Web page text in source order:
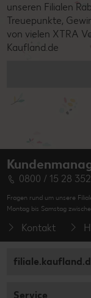
unseren Filialen
Treuepunkte,
von vielen XTRA
Kaufland.de
0800 / 15 28 352
Fragen rund um unsere
Montag bis Samstag
Kontakt
Service